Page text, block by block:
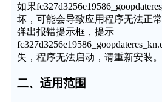
如果
坏，可能会导致应用程序无法正
弹出报错提示框，提示
失，程序无法启动，请重新安装。
二、适用范围